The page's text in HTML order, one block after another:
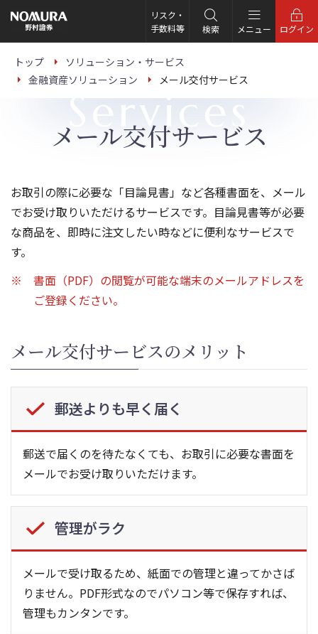
の
ー
リスク・
手数料等
検索 メニュー ログイン
トップ
ソリューション・サービス
金融資産ソリューション
メール交付サービス
Services
メール交付サービス
お取引の際に必要な「目論見書」など各種書面を、メール
でお受け取りいただけるサービスです。目論見書等が必要
な商品を、即時に注文したい時などに便利なサービスで
す。
書面（PDF）の閲覧が可能な端末のメールアドレスを
ご登録ください。
メール交付サービスのメリット
郵送よりも早く届く
郵送で届くのを待たなくても、お取引に必要な書面を
メールでお受け取りいただけます。
管理がラク
メールで受け取るため、紙面での管理と違ってかさば
りません。PDF形式なのでパソコン等で保存すれば、
管理もカンタンです。